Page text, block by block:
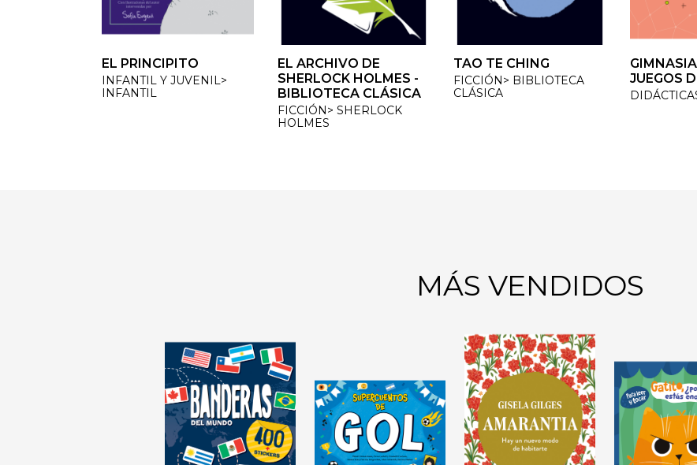
EL PRINCIPITO
INFANTIL Y JUVENIL>
INFANTIL
EL ARCHIVO DE
SHERLOCK HOLMES -
BIBLIOTECA CLÁSICA
FICCIÓN> SHERLOCK
HOLMES
TAO TE CHING
FICCIÓN> BIBLIOTECA
CLÁSICA
GIMNASIA
JUEGOS
DIDÁCTICAS
EL ARCHIVO DE
SHERLOCK HOLMES -
BIBLIOTECA CLÁSICA
FICCIÓN> SHERLOCK
HOLMES
TAO TE CHING
FICCIÓN> BIBLIOTECA
CLÁSICA
GIMNASIA
JUEGOS
DIDÁCTICAS
LA TIRANÍA DEL
DIAGNÓSTICO
MÁS VENDIDOS